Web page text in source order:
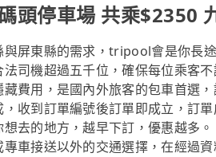
頭停車場 共乘$2350
屏東縣的需求，tripool會是你長
司機超過五千位，確保每位乘客
費用，是國內外旅客的包車首選
收到訂單編號後訂單即成立，訂
去的地方，越早下訂，優惠越多。
車接送以外的交通選擇，在經過